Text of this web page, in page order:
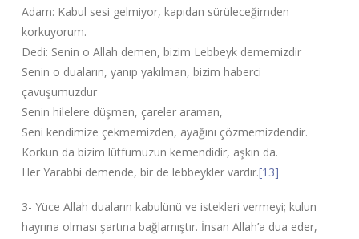
Adam: Kabul sesi gelmiyor, kapıdan sürüleceğimden
korkuyorum.
Dedi: Senin o Allah demen, bizim Lebbeyk dememizdir
Senin o duaların, yanıp yakılman, bizim haberci
çavuşumuzdur
Senin hilelere düşmen, çareler araman,
Seni kendimize çekmemizden, ayağını çözmemizdendir.
Korkun da bizim lûtfumuzun kemendidir, aşkın da.
Her Yarabbi demende, bir de lebbeykler vardır.[13]
3- Yüce Allah duaların kabulünü ve istekleri vermeyi; kulun
hayrına olması şartına bağlamıştır. İnsan Allah’a dua eder,